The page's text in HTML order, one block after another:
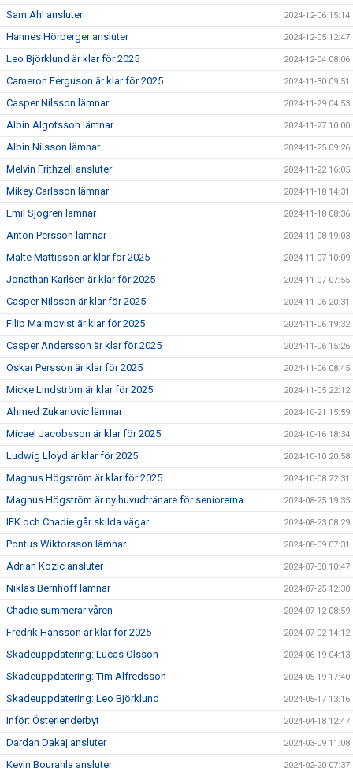
Sam Ahl ansluter 2024-12-06 15:14
Hannes Hörberger ansluter 2024-12-05 12:47
Leo Björklund är klar för 2025 2024-12-04 08:06
Cameron Ferguson är klar för 2025 2024-11-30 09:51
Casper Nilsson lämnar 2024-11-29 04:53
Albin Algotsson lämnar 2024-11-27 10:00
Albin Nilsson lämnar 2024-11-25 09:26
Melvin Frithzell ansluter 2024-11-22 16:05
Mikey Carlsson lämnar 2024-11-18 14:31
Emil Sjögren lämnar 2024-11-18 08:36
Anton Persson lämnar 2024-11-08 19:03
Malte Mattisson är klar för 2025 2024-11-07 10:09
Jonathan Karlsen är klar för 2025 2024-11-07 07:55
Casper Nilsson är klar för 2025 2024-11-06 20:31
Filip Malmqvist är klar för 2025 2024-11-06 19:32
Casper Andersson är klar för 2025 2024-11-06 15:26
Oskar Persson är klar för 2025 2024-11-06 08:45
Micke Lindström är klar för 2025 2024-11-05 22:12
Ahmed Zukanovic lämnar 2024-10-21 15:59
Micael Jacobsson är klar för 2025 2024-10-16 18:34
Ludwig Lloyd är klar för 2025 2024-10-10 20:58
Magnus Högström är klar för 2025 2024-10-08 22:31
Magnus Högström är ny huvudtränare för seniorerna 2024-08-25 19:35
IFK och Chadie går skilda vägar 2024-08-23 08:29
Pontus Wiktorsson lämnar 2024-08-09 07:31
Adrian Kozic ansluter 2024-07-30 10:47
Niklas Bernhoff lämnar 2024-07-25 12:30
Chadie summerar våren 2024-07-12 08:59
Fredrik Hansson är klar för 2025 2024-07-02 14:12
Skadeuppdatering: Lucas Olsson 2024-06-19 04:13
Skadeuppdatering: Tim Alfredsson 2024-05-19 17:40
Skadeuppdatering: Leo Björklund 2024-05-17 13:16
Inför: Österlenderbyt 2024-04-18 12:47
Dardan Dakaj ansluter 2024-03-09 11:08
Kevin Bourahla ansluter 2024-02-20 07:37